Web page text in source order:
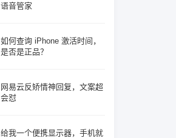
语音管家
如何查询 iPhone 激活时间，
是否是正品？
网易云反矫情神回复，文案超
会怼
给我一个便携显示器，手机就